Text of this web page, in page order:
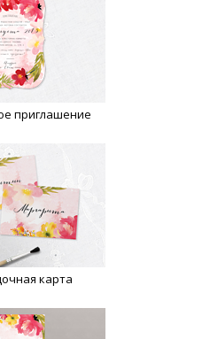
приглашение
карта